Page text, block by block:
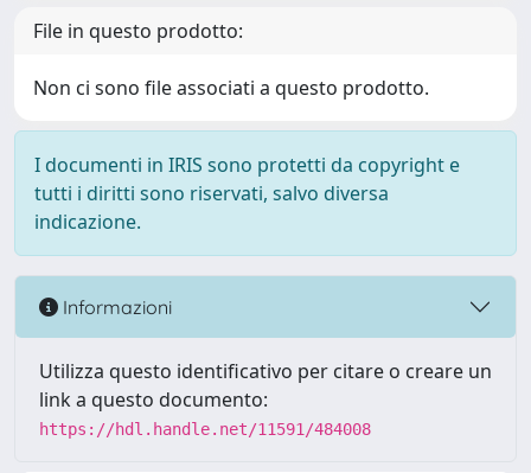
File in questo prodotto:
Non ci sono file associati a questo prodotto.
I documenti in IRIS sono protetti da copyright e
tutti i diritti sono riservati, salvo diversa
indicazione.
Informazioni
Utilizza questo identificativo per citare o creare un
link a questo documento:
https://hdl.handle.net/11591/484008